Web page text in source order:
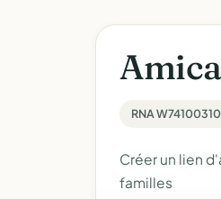
RNA
Créer un lien
familles